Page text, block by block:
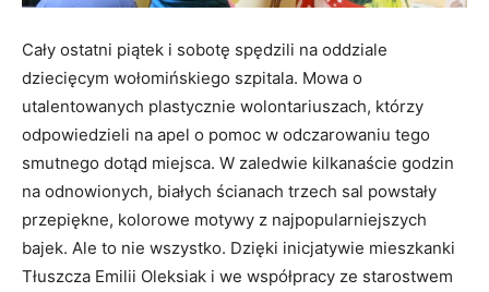
Cały ostatni piątek i sobotę spędzili na oddziale
dziecięcym wołomińskiego szpitala. Mowa o
utalentowanych plastycznie wolontariuszach, którzy
odpowiedzieli na apel o pomoc w odczarowaniu tego
smutnego dotąd miejsca. W zaledwie kilkanaście godzin
na odnowionych, białych ścianach trzech sal powstały
przepiękne, kolorowe motywy z najpopularniejszych
bajek. Ale to nie wszystko. Dzięki inicjatywie mieszkanki
Tłuszcza Emilii Oleksiak i we współpracy ze starostwem